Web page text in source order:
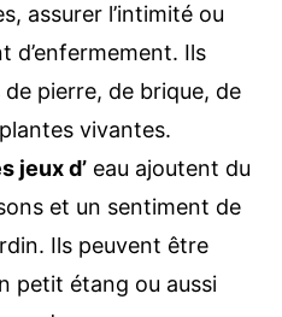
assurer l’intimité ou
d’enfermement. Ils
pierre, de brique, de
vivantes.
jeux d’ eau ajoutent du
et un sentiment de
Ils peuvent être
petit étang ou aussi